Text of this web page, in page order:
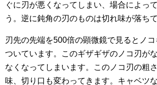
ぐに刃が悪くなってしまい、場合によっ
う。逆に鈍角の刃のものは切れ味が落ち
刃先の先端を500倍の顕微鏡で見るとノ
ついています。このギザギザのノコ刃が
なくなってしまいます。このノコ刃の粗
味、切り口も変わってきます。キャベツ